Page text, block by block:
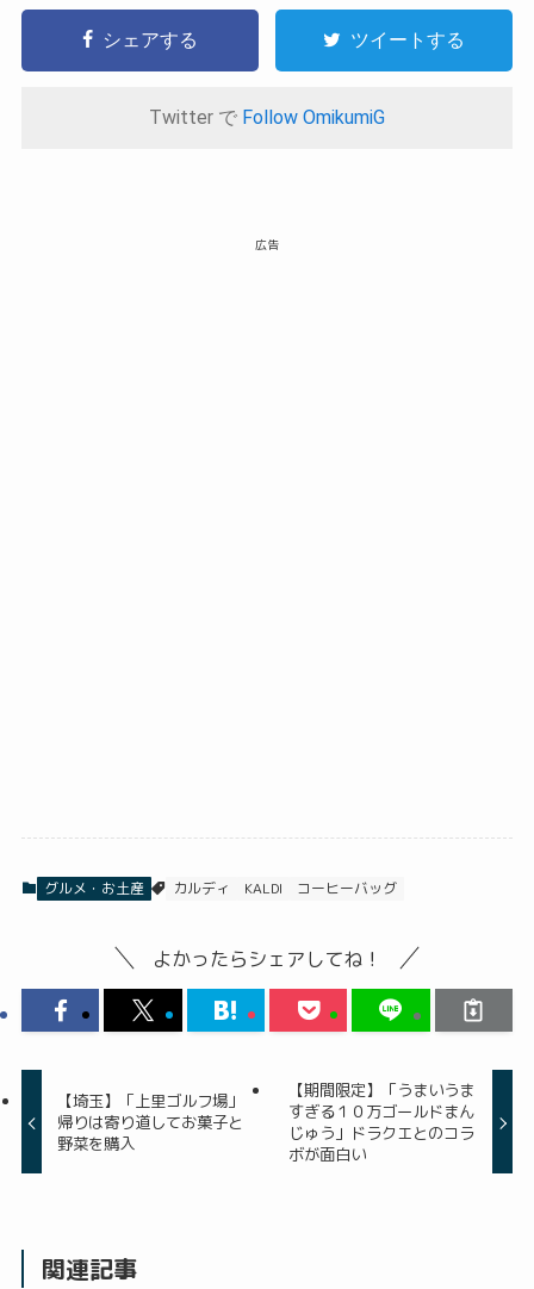
シェアする ツイートする
Twitter で Follow OmikumiG
広告
グルメ・お土産 カルディ KALDI コーヒーバッグ
よかったらシェアしてね！
【埼玉】「上里ゴルフ場」
帰りは寄り道してお菓子と
野菜を購入
【期間限定】「うまいうま
すぎる１０万ゴールドまん
じゅう」ドラクエとのコラ
ボが面白い
関連記事